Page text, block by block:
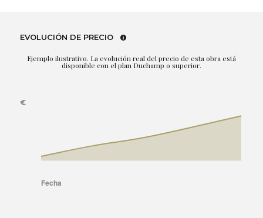
EVOLUCIÓN DE PRECIO
Ejemplo ilustrativo. La evolución real del precio de esta obra está
disponible con el plan Duchamp o superior.